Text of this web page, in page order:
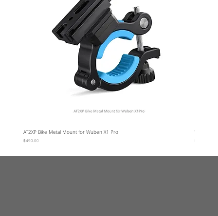
AT2XP Bike Metal Mount for Wuben X1 Pro
ราคา
฿490.00
Wuben
ราคา
฿95.00